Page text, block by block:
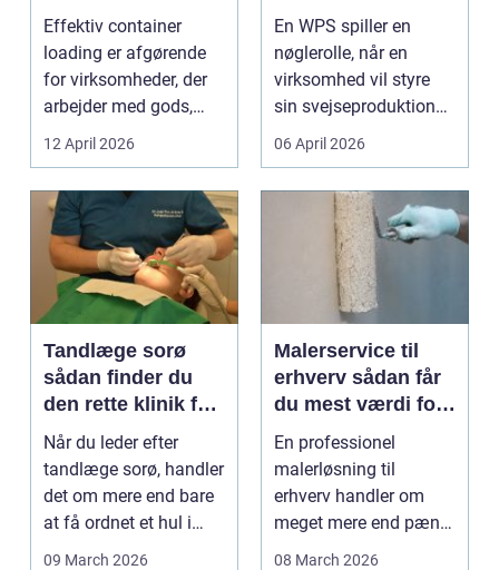
Effektiv container
loading er afgørende
for virksomheder, der
arbejder med gods,
skrot eller ...
12 April 2026
virksomheder
kvalitet og
sporbarhed
En WPS spiller en
nøglerolle, når en
virksomhed vil styre
sin svejseproduktion
sikkert, ensartet og ...
06 April 2026
Tandlæge sorø
sådan finder du
den rette klinik for
dig
Når du leder efter
tandlæge sorø, handler
det om mere end bare
at få ordnet et hul i
tanden. For man...
09 March 2026
Malerservice til
erhverv sådan får
du mest værdi for
pengene
En professionel
malerløsning til
erhverv handler om
meget mere end pæne
vægge. Malerarbejde
08 March 2026